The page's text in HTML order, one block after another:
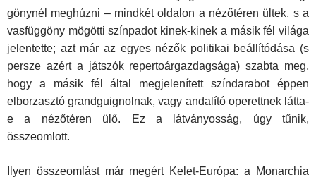
gönynél meghúzni – mindkét oldalon a nézőtéren ültek, s a
vasfüggöny mögötti színpadot kinek-kinek a másik fél világa
jelentette; azt már az egyes nézők politikai beállítódása (s
per­sze azért a játszók repertoárgazdagsága) szabta meg,
hogy a másik fél által megjelenített színdarabot éppen
elborzasztó grandguignolnak, vagy andalító operettnek látta-
e a nézőté­ren ülő. Ez a látványosság, úgy tűnik,
összeomlott.
Ilyen összeomlást már megért Kelet-Európa: a Monar­chia